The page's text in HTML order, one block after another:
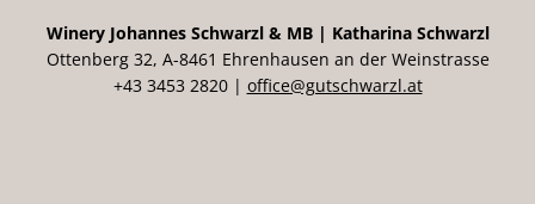
Winery Johannes Schwarzl & MB | Katharina Schwarzl
Ottenberg 32, A-8461 Ehrenhausen an der Weinstrasse
+43 3453 2820 | office@gutschwarzl.at